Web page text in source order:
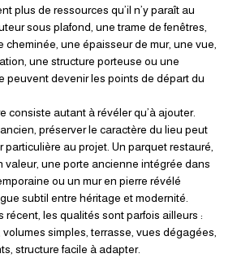
plus de ressources qu’il n’y paraît au
sous plafond, une trame de fenêtres,
une épaisseur de mur, une vue,
une structure porteuse ou une
peuvent devenir les points de départ du
consiste autant à révéler qu’à ajouter.
préserver le caractère du lieu peut
au projet. Un parquet restauré,
valeur, une porte ancienne intégrée dans
ou un mur en pierre révélé
subtil entre héritage et modernité.
récent, les qualités sont parfois ailleurs :
simples, terrasse, vues dégagées,
structure facile à adapter.